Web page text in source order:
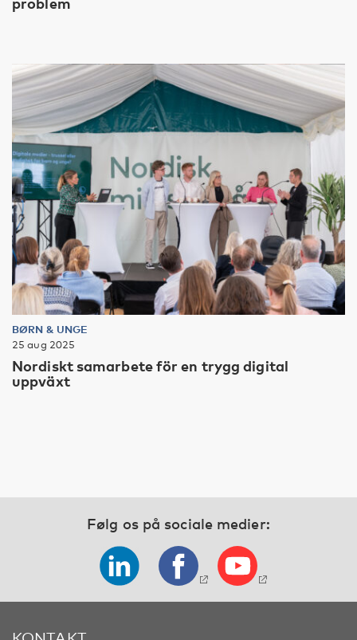
BØRN & UNGE
25 aug 2025
Nordiskt samarbete för en trygg digital
uppväxt
Følg os på sociale medier: